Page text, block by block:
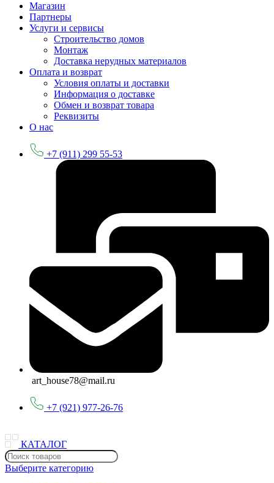
Магазин
Партнеры
Услуги и сервисы
Строительство домов
Монтаж
Доставка нерудных материалов
Оплата и возврат
Условия оплаты и доставки
Информация о доставке
Обмен и возврат товара
Реквизиты
О нас
+7 (911) 299 55-53
art_house78@mail.ru
+7 (921) 977-26-76
КАТАЛОГ
Выберите категорию